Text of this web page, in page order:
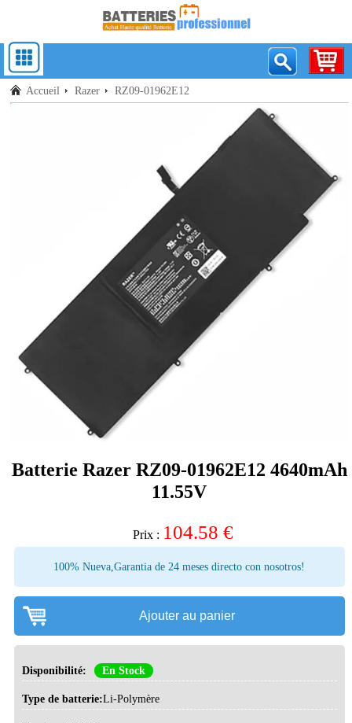
Accueil Razer RZ09-01962E12
Batterie Razer RZ09-01962E12 4640mAh
11.55V
Prix : 104.58€
100% Nueva,Garantia de 24 meses directo con nosotros!
Ajouter au panier
Disponibilité: En Stock
Type de batterie:Li-Polymère